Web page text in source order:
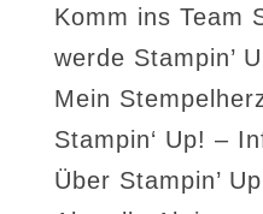
Komm ins Team
werde Stampin’
Mein
Stampin‘ Up! –
Über Stampin’